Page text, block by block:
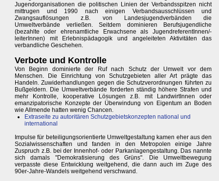
Jugendorganisationen die politischen Linien der Verbandsspitzen nicht
mittrugen und 1990 nach einigen Verbandsausschlüssen und
Zwangsauflösungen z.B. von Landesjugendverbänden die
Umweltverbände verließen. Seitdem dominieren Berufsjugendliche
(bezahlte oder ehrenamtliche Erwachsene als JugendreferentInnen/-
leiterInnen) mit Erlebnispädagogik und angeleiteten Aktivitäten das
verbandliche Geschehen.
Verbote und Kontrolle
Von Beginn dominierte der Ruf nach Schutz der Umwelt vor dem
Menschen. Die Einrichtung von Schutzgebieten aller Art prägte das
Handeln. Zuwiderhandlungen gegen die Schutzverordnungen führten zu
Bußgeldern. Die Umweltverbände forderten ständig höhere Strafen und
mehr Kontrolle, kooperative Lösungen z.B. mit LandwirtInnen oder
emanzipatorische Konzepte der Überwindung von Eigentum an Boden
wie Allmende hatten wenig Chancen.
Extraseite zu autoritären Schutzgebietskonzepten national und
international
Impulse für beteiligungsorientierte Umweltgestaltung kamen eher aus den
Sozialwissenschaften und fanden in den Metropolen einige Jahre
Zuspruch z.B. bei der Innenhof- oder Parkanlagengestaltung. Das nannte
sich damals "Demokratisierung des Grüns". Die Umweltbewegung
verpasste diese Entwicklung weitgehend, die dann auch im Zuge des
90er-Jahre-Wandels weitgehend verschwand.